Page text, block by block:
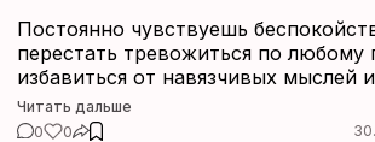
Постоянно чувствуешь
перестать тревожиться по любому
избавиться от навязчивых мыслей
спокойствие в свою жизнь.
руководство, дыхательные
Читать дальше
0 0